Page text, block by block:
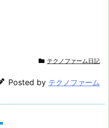
テクノファーム日記
Posted by テクノファーム